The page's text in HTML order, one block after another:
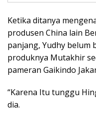
Ketika ditanya
produsen China lain
panjang, Yudhy belum
produknya Mutakhir
pameran Gaikindo
“Karena Itu tunggu
dia.